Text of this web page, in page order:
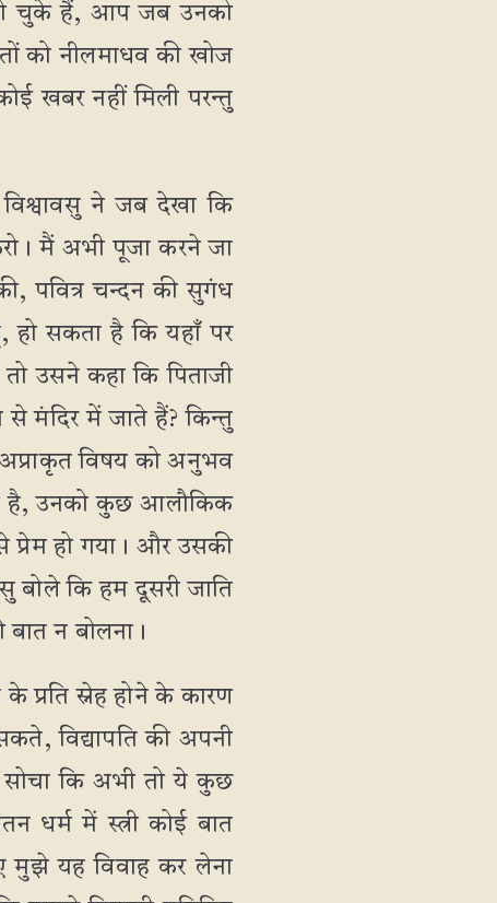
चुके हैं, आप जब उनको
को नीलमाधव की खोज
खबर नहीं मिली परन्तु
विश्वावसु ने जब देखा कि
मैं अभी पूजा करने जा
पवित्र चन्दन की सुगंध
हो सकता है कि यहाँ पर
उसने कहा कि पिताजी
मंदिर में जाते हैं? किन्तु
विषय को अनुभव
है, उनको कुछ आलौकिक
प्रेम हो गया। और उसकी
बोले कि हम दूसरी जाति
न बोलना।
प्रति स्नेह होने के कारण
विद्यापति की अपनी
सोचा कि अभी तो ये कुछ
धर्म में स्त्री कोई बात
मुझे यह विवाह कर लेना